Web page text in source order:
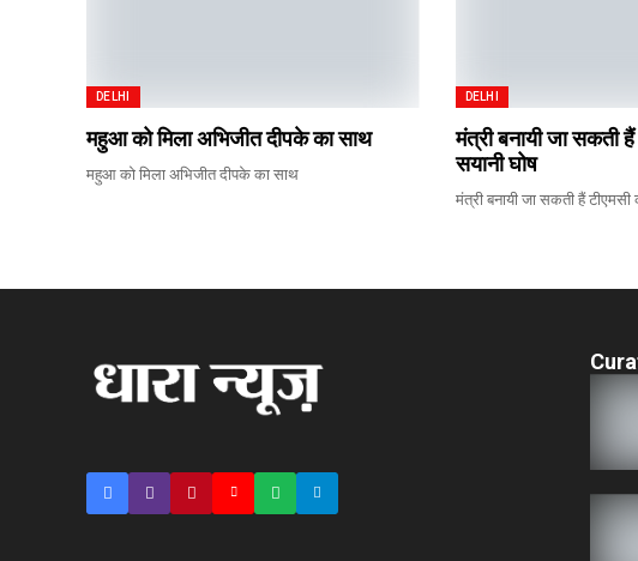
DELHI
महुआ को मिला अभिजीत दीपके का साथ
महुआ को मिला अभिजीत दीपके का साथ
DELHI
मंत्री बनायी जा सकती हैं
सयानी घोष
मंत्री बनायी जा सकती हैं टीएमसी